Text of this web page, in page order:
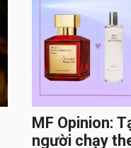
MF Opinion:
người chạy